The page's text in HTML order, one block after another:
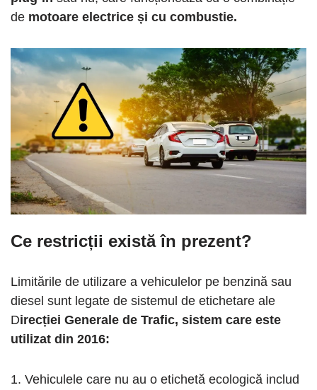
de motoare electrice și cu combustie.
Ce restricții există în prezent?
Limitările de utilizare a vehiculelor pe benzină sau
diesel sunt legate de sistemul de etichetare ale
Direcției Generale de Trafic, sistem care este
utilizat din 2016:
Vehiculele care nu au o etichetă ecologică includ